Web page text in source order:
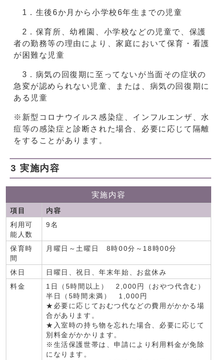
1．生後6か月から小学校6年生までの児童
2．保育所、幼稚園、小学校などの児童で、保護
者の勤務等の理由により、家庭において保育・看護
が困難な児童
3．病気の回復期に至ってないが当面その症状の
急変が認められない児童、または、病気の回復期に
ある児童
※新型コロナウイルス感染症、インフルエンザ、水
痘等の感染症と診断された場合、必要に応じて隔離
をすることがあります。
3 実施内容
実施内容
項目
内容
利用可
能人数
9名
保育時
間
月曜日～土曜日 8時00分～18時00分
休日
日曜日、祝日、年末年始、お盆休み
料金
1日（5時間以上） 2,000円（おやつ代含む）
半日（5時間未満） 1,000円
★必要に応じておむつ代などの費用がかかる場
合があります。
★入室時の持ち物を忘れた場合、必要に応じて
別料金がかかります。
※生活保護世帯は、申請により利用料金が免除
になります。